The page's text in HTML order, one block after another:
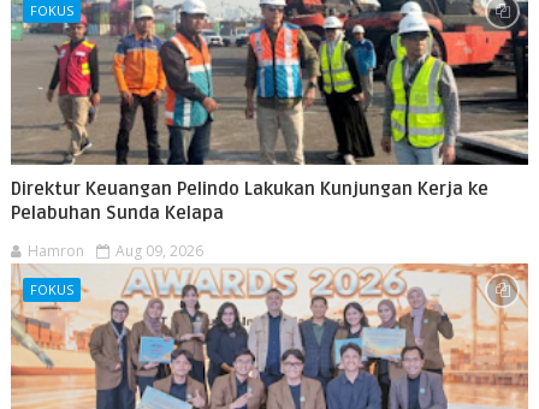
FOKUS
Direktur Keuangan Pelindo Lakukan Kunjungan Kerja ke
Pelabuhan Sunda Kelapa
Hamron Aug 09, 2026
FOKUS